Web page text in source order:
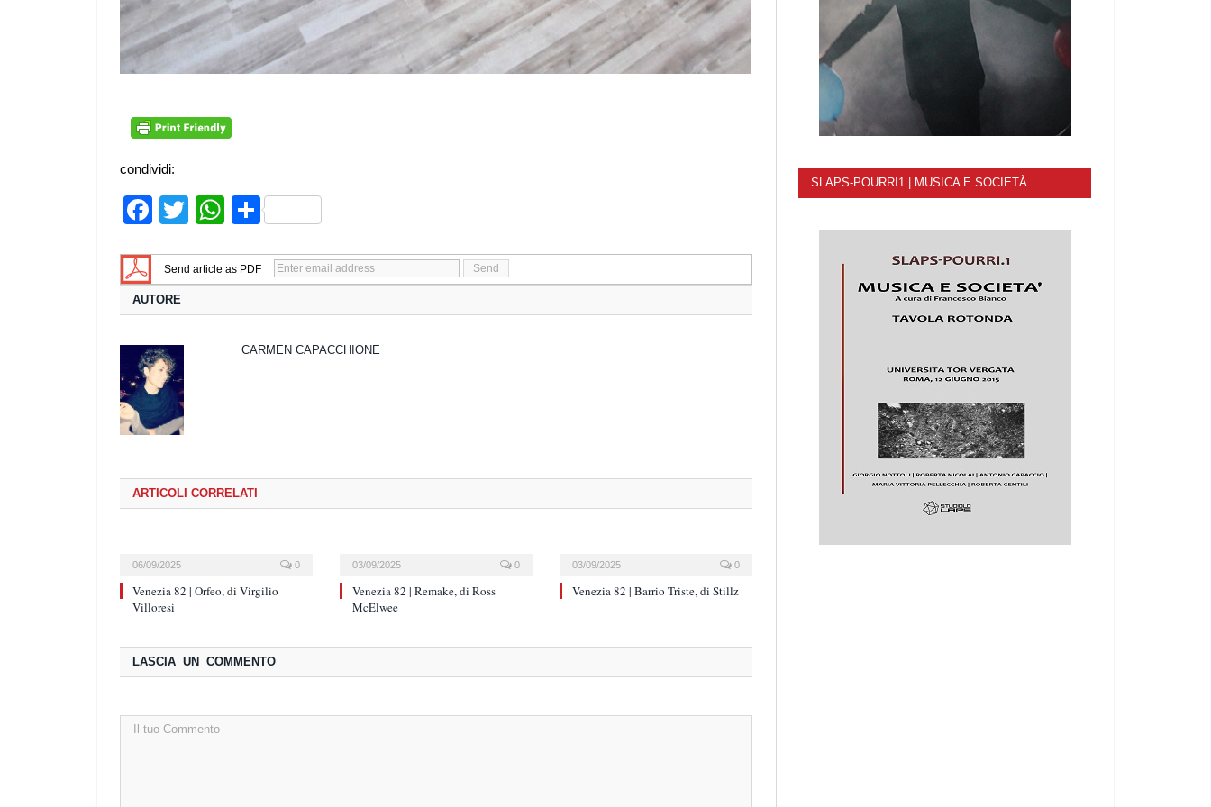
condividi:
Facebook
TwitterWhatsApp
Share
Send article as PDF
AUTORE
CARMEN CAPACCHIONE
ARTICOLI CORRELATI
06/09/2025 0
Venezia 82 | Orfeo, di Virgilio
Villoresi
03/09/2025 0
Venezia 82 | Remake, di Ross
McElwee
03/09/2025 0
Venezia 82 | Barrio Triste, di Stillz
LASCIA UN COMMENTO
SLAPS-POURRI1 | MUSICA E SOCIETÀ